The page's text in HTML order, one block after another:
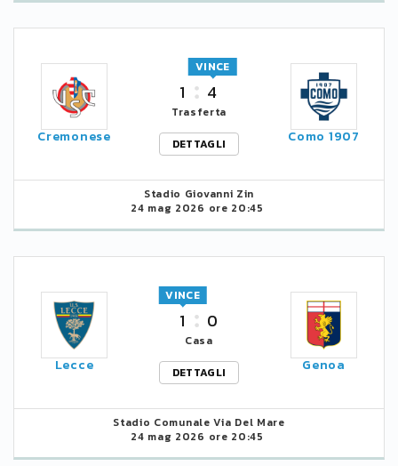
Cremonese
1 4
VINCE
Trasferta
DETTAGLI
Como 1907
Stadio Giovanni Zin
24 mag 2026 ore 20:45
Lecce
1
VINCE
0
Casa
DETTAGLI
Genoa
Stadio Comunale Via Del Mare
24 mag 2026 ore 20:45